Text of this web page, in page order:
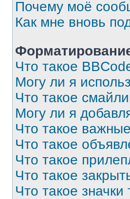
Почему моё
Как мне вновь
Что такое
Могу ли я
Что такое
Могу ли я
Что такое
Что такое
Что такое
Что такое
Что такое значки